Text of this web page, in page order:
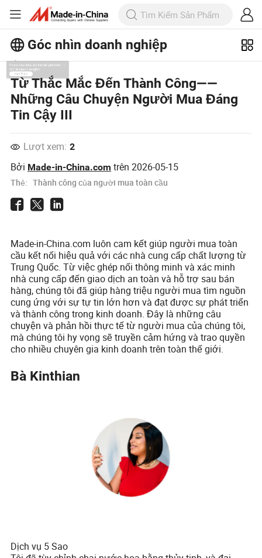
Góc nhìn doanh nghiệp
Khám phá thêm các bài viết phổ biến
trên Business Insights!
Xem Thêm
Từ Thắc Mắc Đến Thành Công——
Những Câu Chuyện Người Mua Đáng
Tin Cậy III
Lượt xem: 2
Bởi Made-in-China.com trên2026-05-15
Thẻ: Thành công của người mua toàn cầu
Made-in-China.com luôn cam kết giúp người mua toàn
cầu kết nối hiệu quả với các nhà cung cấp chất lượng từ
Trung Quốc. Từ việc ghép nối thông minh và xác minh
nhà cung cấp đến giao dịch an toàn và hỗ trợ sau bán
hàng, chúng tôi đã giúp hàng triệu người mua tìm nguồn
cung ứng với sự tự tin lớn hơn và đạt được sự phát triển
và thành công trong kinh doanh. Đây là những câu
chuyện và phản hồi thực tế từ người mua của chúng tôi,
mà chúng tôi hy vọng sẽ truyền cảm hứng và trao quyền
cho nhiều chuyên gia kinh doanh trên toàn thế giới.
Bà Kinthian
Dịch vụ 5 Sao